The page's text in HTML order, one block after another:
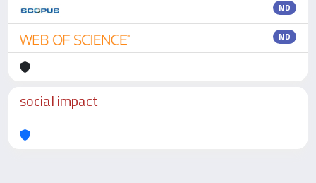
ND
ND
social impact